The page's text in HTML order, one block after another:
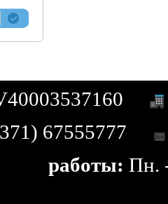
67555777
работы: Пн.